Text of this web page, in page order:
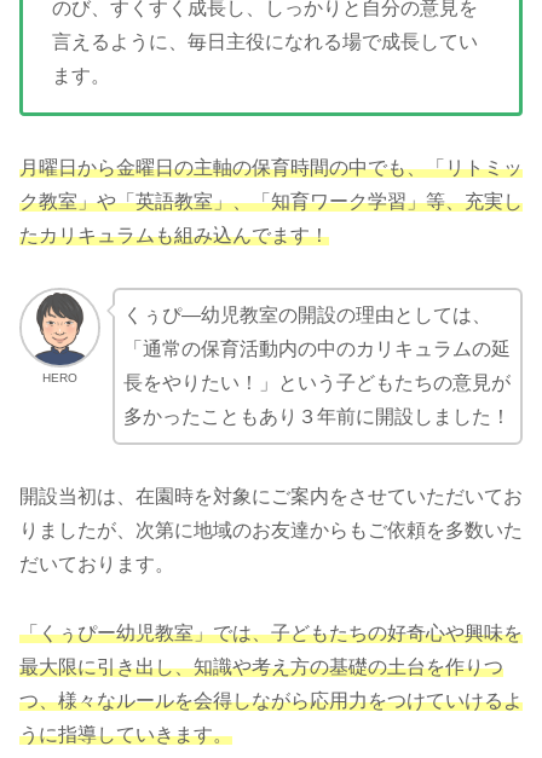
のび、すくすく成長し、しっかりと自分の意見を
言えるように、毎日主役になれる場で成長してい
ます。
月曜日から金曜日の主軸の保育時間の中でも、「リトミッ
ク教室」や「英語教室」、「知育ワーク学習」等、充実し
たカリキュラムも組み込んでます！
HERO
くぅぴ―幼児教室の開設の理由としては、
「通常の保育活動内の中のカリキュラムの延
長をやりたい！」という子どもたちの意見が
多かったこともあり３年前に開設しました！
開設当初は、在園時を対象にご案内をさせていただいてお
りましたが、次第に地域のお友達からもご依頼を多数いた
だいております。
「くぅぴー幼児教室」では、子どもたちの好奇心や興味を
最大限に引き出し、知識や考え方の基礎の土台を作りつ
つ、様々なルールを会得しながら応用力をつけていけるよ
うに指導していきます。